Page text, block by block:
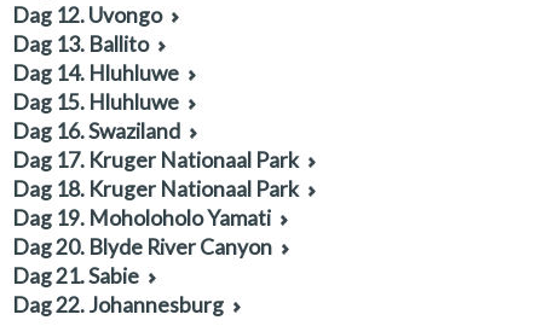
Dag 12. Uvongo
Dag 13. Ballito
Dag 14. Hluhluwe
Dag 15. Hluhluwe
Dag 16. Swaziland
Dag 17. Kruger Nationaal Park
Dag 18. Kruger Nationaal Park
Dag 19. Moholoholo Yamati
Dag 20. Blyde River Canyon
Dag 21. Sabie
Dag 22. Johannesburg